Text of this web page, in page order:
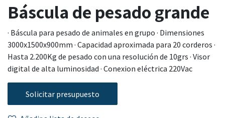
Báscula de pesado grande
· Báscula para pesado de animales en grupo · Dimensiones
3000x1500x900mm · Capacidad aproximada para 20 corderos ·
Hasta 2.200Kg de pesado con una resolución de 10grs · Visor
digital de alta luminosidad · Conexion eléctrica 220Vac
Solicitar presupuesto